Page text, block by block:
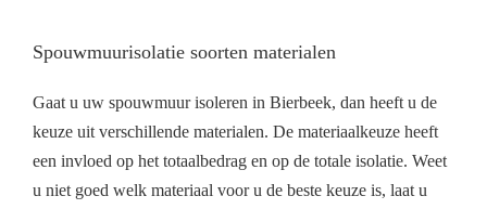
Spouwmuurisolatie soorten materialen
Gaat u uw spouwmuur isoleren in Bierbeek, dan heeft u de
keuze uit verschillende materialen. De materiaalkeuze heeft
een invloed op het totaalbedrag en op de totale isolatie. Weet
u niet goed welk materiaal voor u de beste keuze is, laat u